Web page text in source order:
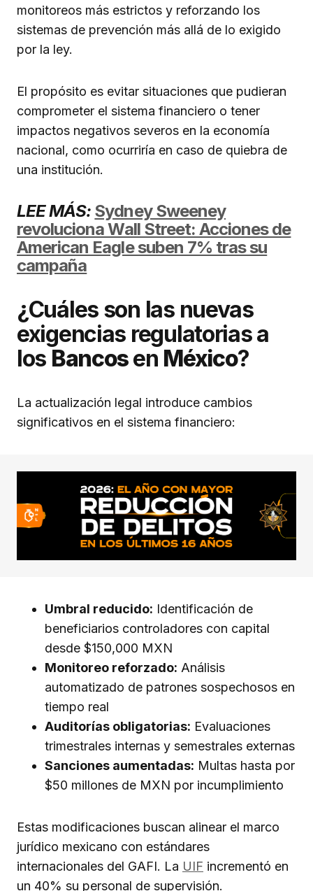
monitoreos más estrictos y reforzando los
sistemas de prevención más allá de lo exigido
por la ley.
El propósito es evitar situaciones que pudieran
comprometer el sistema financiero o tener
impactos negativos severos en la economía
nacional, como ocurriría en caso de quiebra de
una institución.
LEE MÁS: Sydney Sweeney
revoluciona Wall Street: Acciones de
American Eagle suben 7% tras su
campaña
¿Cuáles son las nuevas
exigencias regulatorias a
los Bancosen México?
La actualización legal introduce cambios
significativos en el sistema financiero:
Umbral reducido: Identificación de
beneficiarios controladores con capital
desde $150,000 MXN
Monitoreo reforzado: Análisis
automatizado de patrones sospechosos en
tiempo real
Auditorías obligatorias: Evaluaciones
trimestrales internas y semestrales externas
Sanciones aumentadas: Multas hasta por
$50 millones de MXN por incumplimiento
Estas modificaciones buscan alinear el marco
jurídico mexicano con estándares
internacionales del GAFI. La UIF incrementó en
un 40% su personal de supervisión.